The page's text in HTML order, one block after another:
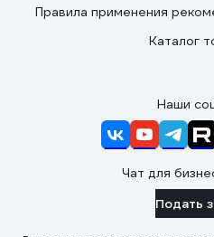
Правила применения
Каталог
Наши
Чат для
Подать